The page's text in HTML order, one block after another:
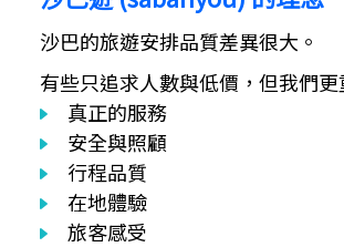
沙巴的旅遊安排品質差異很大。
有些只追求人數與低價，但我們更
真正的服務
安全與照顧
行程品質
在地體驗
旅客感受